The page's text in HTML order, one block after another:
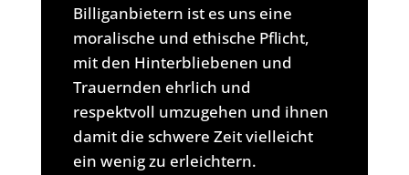
Billiganbietern ist es uns eine
moralische und ethische Pflicht,
mit den Hinterbliebenen und
Trauernden ehrlich und
respektvoll umzugehen und ihnen
damit die schwere Zeit vielleicht
ein wenig zu erleichtern.